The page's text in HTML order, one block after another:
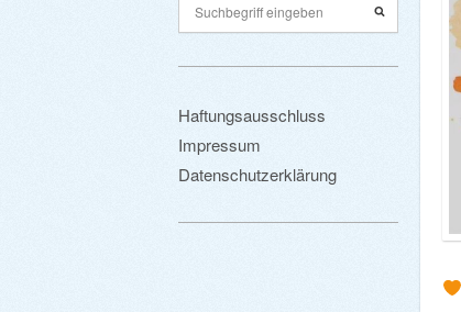
Haftungsausschluss
Impressum
Datenschutzerklärung